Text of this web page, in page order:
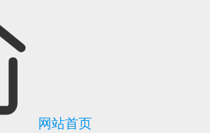
网站首页